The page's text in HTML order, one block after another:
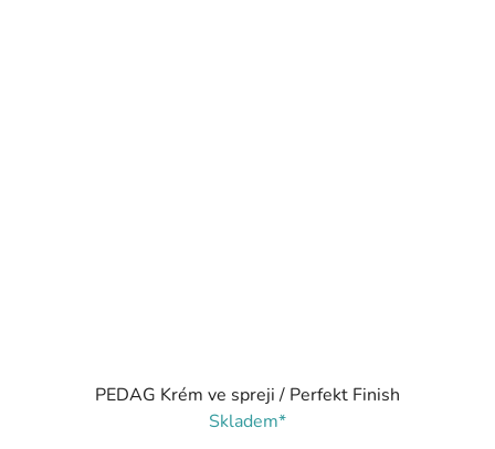
PEDAG Krém ve spreji / Perfekt Finish
Skladem*